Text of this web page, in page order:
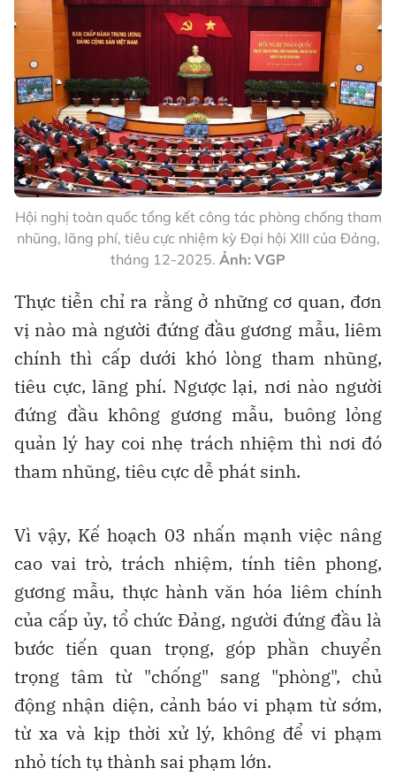
Hội nghị toàn quốc tổng kết công tác phòng chống tham
nhũng, lãng phí, tiêu cực nhiệm kỳ Đại hội XIII của Đảng,
tháng 12-2025. Ảnh: VGP
Thực tiễn chỉ ra rằng ở những cơ quan, đơn
vị nào mà người đứng đầu gương mẫu, liêm
chính thì cấp dưới khó lòng tham nhũng,
tiêu cực, lãng phí. Ngược lại, nơi nào người
đứng đầu không gương mẫu, buông lỏng
quản lý hay coi nhẹ trách nhiệm thì nơi đó
tham nhũng, tiêu cực dễ phát sinh.
Vì vậy, Kế hoạch 03 nhấn mạnh việc nâng
cao vai trò, trách nhiệm, tính tiên phong,
gương mẫu, thực hành văn hóa liêm chính
của cấp ủy, tổ chức Đảng, người đứng đầu là
bước tiến quan trọng, góp phần chuyển
trọng tâm từ "chống" sang "phòng", chủ
động nhận diện, cảnh báo vi phạm từ sớm,
từ xa và kịp thời xử lý, không để vi phạm
nhỏ tích tụ thành sai phạm lớn.